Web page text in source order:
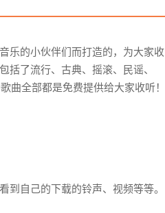
乐的小伙伴们而打造的，为大家收
了流行、古典、摇滚、民谣、
曲全部都是免费提供给大家收听！
自己的下载的铃声、视频等等。